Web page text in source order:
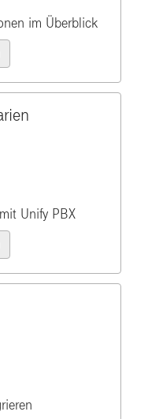
im Überblick
Unify PBX